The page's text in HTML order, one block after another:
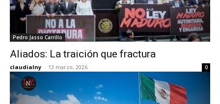
Pedro Jasso Carrillo
Aliados: La traición que fractura
claudialny - 13 marzo, 2026 0